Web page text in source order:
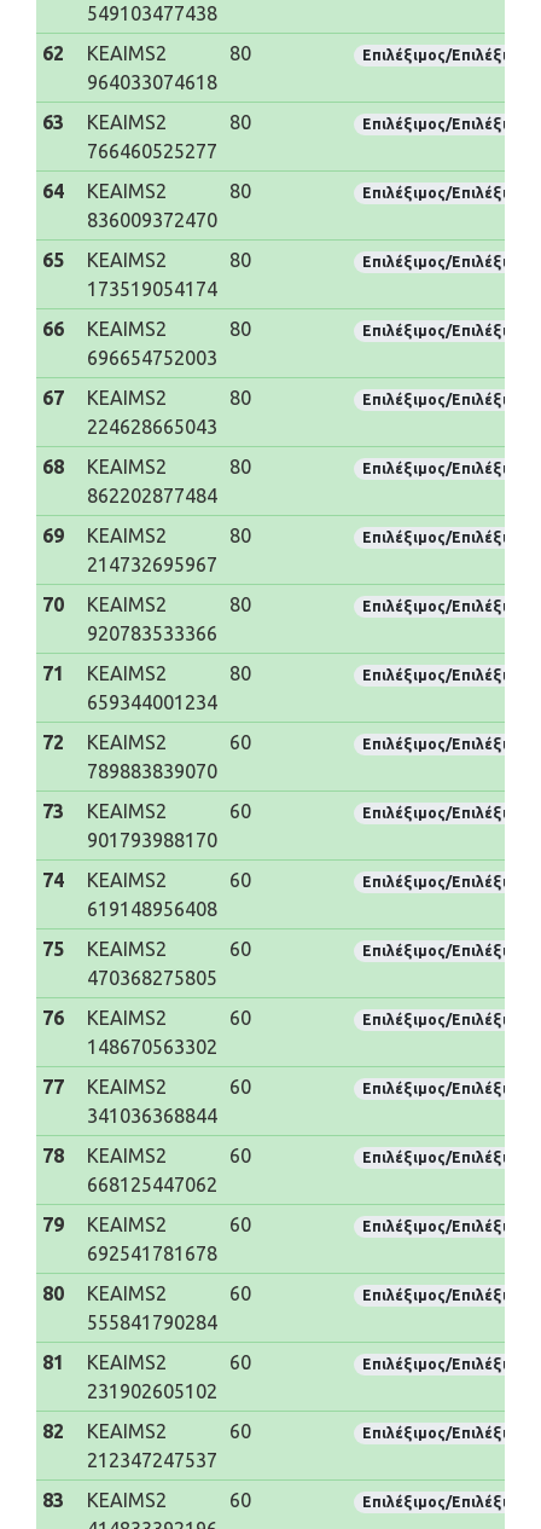
549103477438
62
KEAIMS2
964033074618
80 Επιλέξιμος/Επιλέξιμη
63
KEAIMS2
766460525277
80 Επιλέξιμος/Επιλέξιμη
64
KEAIMS2
836009372470
80 Επιλέξιμος/Επιλέξιμη
65
KEAIMS2
173519054174
80 Επιλέξιμος/Επιλέξιμη
66
KEAIMS2
696654752003
80 Επιλέξιμος/Επιλέξιμη
67
KEAIMS2
224628665043
80 Επιλέξιμος/Επιλέξιμη
68
KEAIMS2
862202877484
80 Επιλέξιμος/Επιλέξιμη
69
KEAIMS2
214732695967
80 Επιλέξιμος/Επιλέξιμη
70
KEAIMS2
920783533366
80 Επιλέξιμος/Επιλέξιμη
71
KEAIMS2
659344001234
80 Επιλέξιμος/Επιλέξιμη
72
KEAIMS2
789883839070
60 Επιλέξιμος/Επιλέξιμη
73
KEAIMS2
901793988170
60 Επιλέξιμος/Επιλέξιμη
74
KEAIMS2
619148956408
60 Επιλέξιμος/Επιλέξιμη
75
KEAIMS2
470368275805
60 Επιλέξιμος/Επιλέξιμη
76
KEAIMS2
148670563302
60 Επιλέξιμος/Επιλέξιμη
77
KEAIMS2
341036368844
60 Επιλέξιμος/Επιλέξιμη
78
KEAIMS2
668125447062
60 Επιλέξιμος/Επιλέξιμη
79
KEAIMS2
692541781678
60 Επιλέξιμος/Επιλέξιμη
80
KEAIMS2
555841790284
60 Επιλέξιμος/Επιλέξιμη
81
KEAIMS2
231902605102
60 Επιλέξιμος/Επιλέξιμη
82
KEAIMS2
212347247537
60 Επιλέξιμος/Επιλέξιμη
83
KEAIMS2
60 Επιλέξιμος/Επιλέξιμη